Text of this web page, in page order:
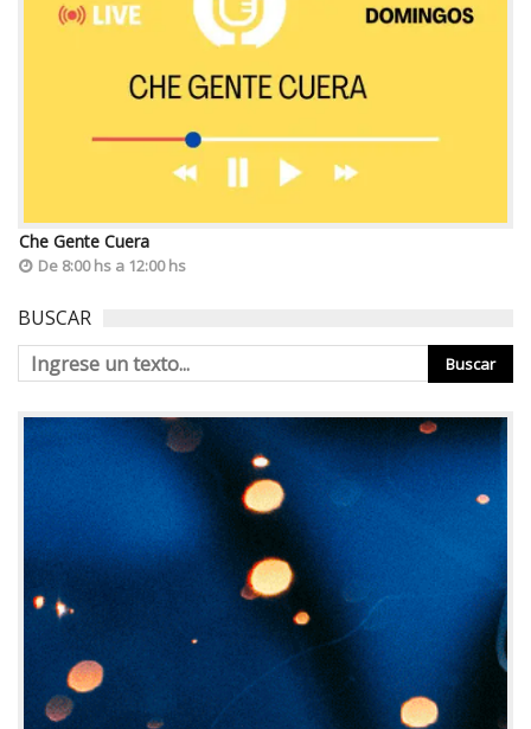
Che Gente Cuera
De 8:00 hs a 12:00 hs
BUSCAR